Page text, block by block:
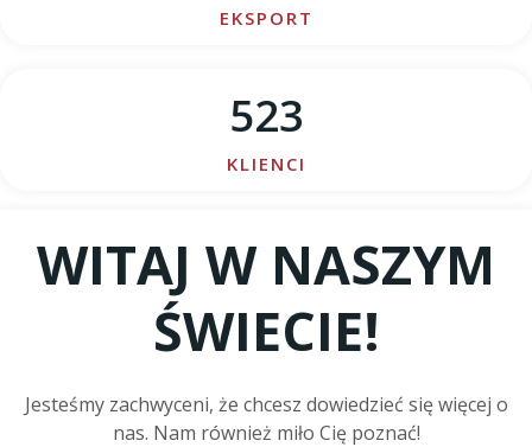
EKSPORT
523
KLIENCI
WITAJ W NASZYM
ŚWIECIE!
Jesteśmy zachwyceni, że chcesz dowiedzieć się więcej o
nas. Nam również miło Cię poznać!